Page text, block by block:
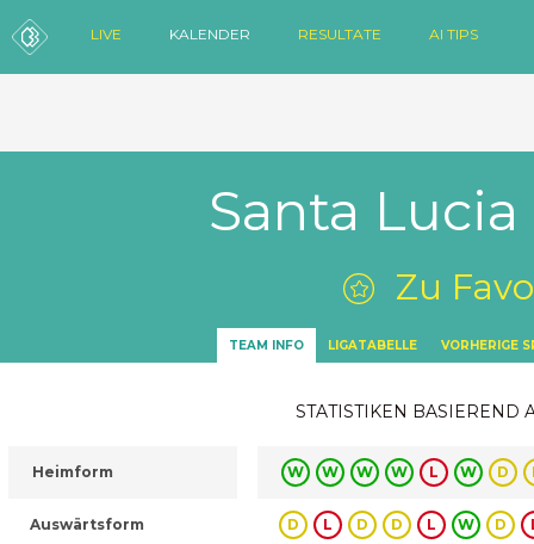
LIVE KALENDER RESULTATE AI TIPS
Santa
Zu
TEAM INFO LIGATABELLE VORHERIGE
STATISTIKEN BASIEREND
Heimform
Auswärtsform
W W W W L W D
D L D D L W D